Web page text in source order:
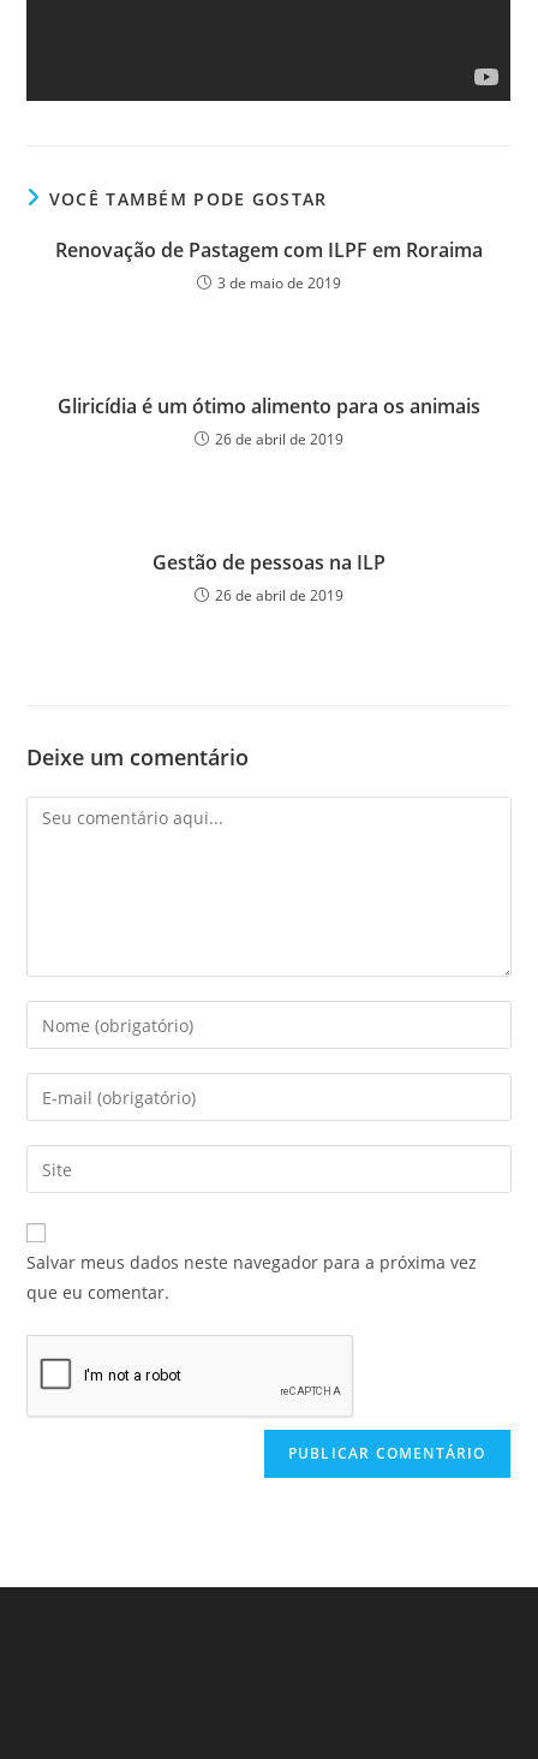
VOCÊ TAMBÉM PODE GOSTAR
Renovação de Pastagem com ILPF em Roraima
3 de maio de 2019
Gliricídia é um ótimo alimento para os animais
26 de abril de 2019
Gestão de pessoas na ILP
26 de abril de 2019
Deixe um comentário
Salvar meus dados neste navegador para a próxima vez
que eu comentar.